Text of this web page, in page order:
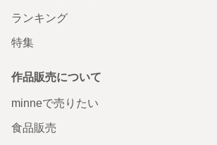
ランキング
特集
作品販売について
minneで売りたい
食品販売